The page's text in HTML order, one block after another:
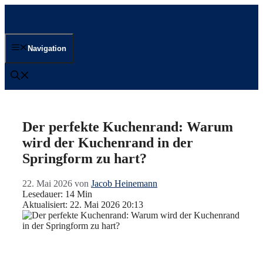
Navigation
Der perfekte Kuchenrand: Warum
wird der Kuchenrand in der
Springform zu hart?
22. Mai 2026 von Jacob Heinemann
Lesedauer: 14 Min
Aktualisiert: 22. Mai 2026 20:13